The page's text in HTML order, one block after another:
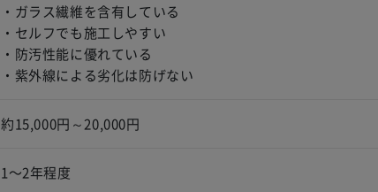
・ガラス繊維を含有している
・セルフでも施工しやすい
・防汚性能に優れている
・紫外線による劣化は防げない
約15,000円～20,000円
1〜2年程度